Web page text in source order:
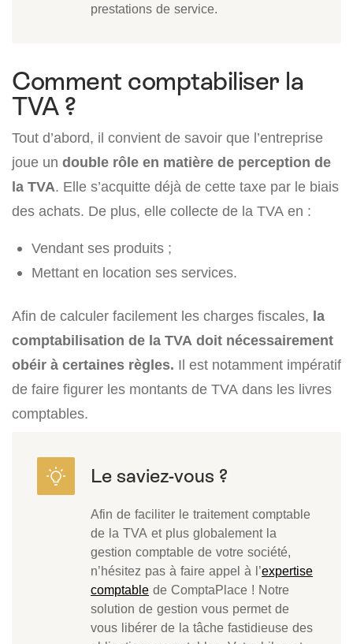
prestations de service.
Comment comptabiliser la
TVA ?
Tout d’abord, il convient de savoir que l’entreprise
joue un double rôle en matière de perception de
la TVA. Elle s’acquitte déjà de cette taxe par le biais
des achats. De plus, elle collecte de la TVA en :
Vendant ses produits ;
Mettant en location ses services.
Afin de calculer facilement les charges fiscales, la
comptabilisation de la TVA doit nécessairement
obéir à certaines règles. Il est notamment impératif
de faire figurer les montants de TVA dans les livres
comptables.
Afin de faciliter le traitement comptable
de la TVA et plus globalement la
gestion comptable de votre société,
n’hésitez pas à faire appel à l’expertise
comptable de ComptaPlace ! Notre
solution de gestion vous permet de
vous libérer de la tâche fastidieuse des